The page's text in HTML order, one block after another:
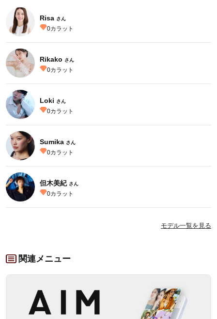
Risa さん
0カラット
Rikako さん
0カラット
Loki さん
0カラット
Sumika さん
0カラット
但木美紀 さん
0カラット
モデル一覧を見る
関連メニュー